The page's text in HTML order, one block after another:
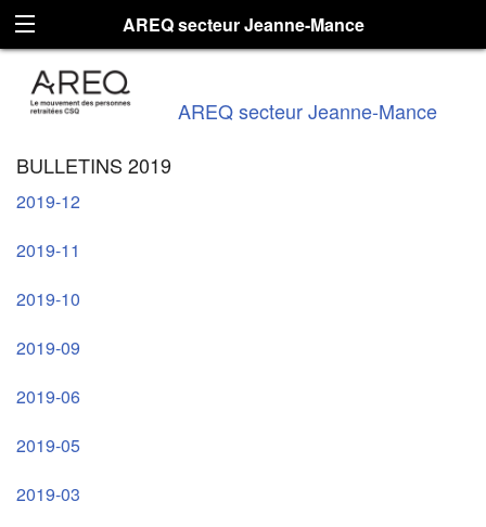
AREQ secteur Jeanne-Mance
AREQ secteur Jeanne-Mance
BULLETINS 2019
2019-12
2019-11
2019-10
2019-09
2019-06
2019-05
2019-03